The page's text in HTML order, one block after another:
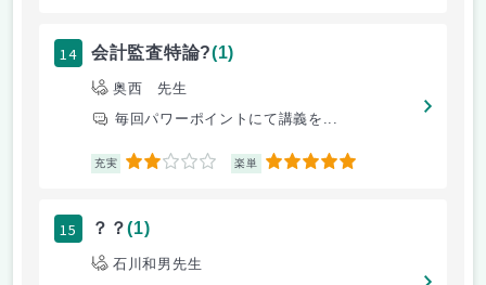
14 会計監査特論?(1)
奥西 先生
毎回パワーポイントにて講義を...
充実 2 楽単 5
15 ？？(1)
石川和男先生